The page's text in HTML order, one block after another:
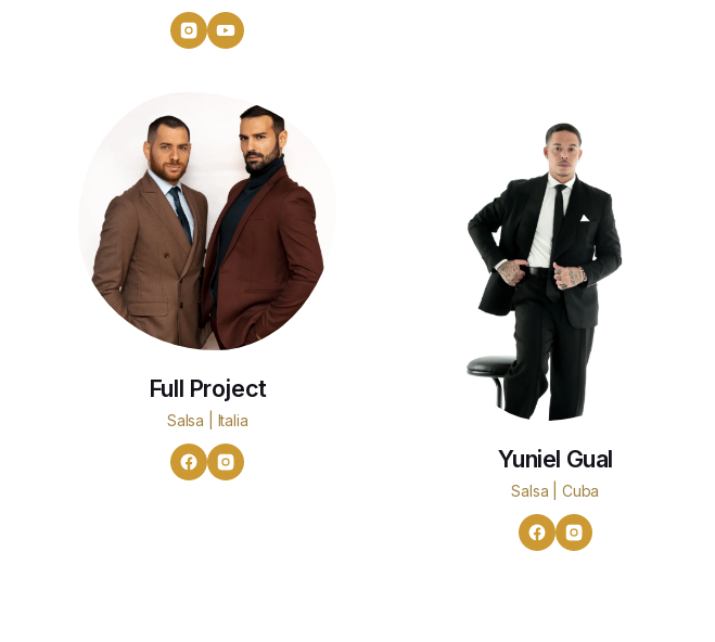
Full Project
Salsa | Italia
Yuniel Gual
Salsa | Cuba